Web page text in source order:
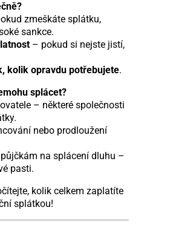
zmeškáte splátku,
sankce.
– pokud si nejste jistí,
kolik opravdu potřebujete.
splácet?
– některé společnosti
nebo prodloužení
na splácení dluhu –
pasti.
kolik celkem zaplatíte
splátkou!